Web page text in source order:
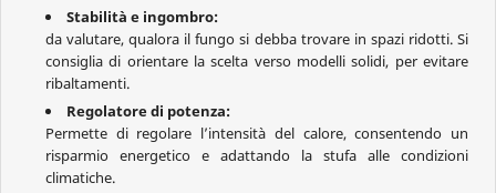
Stabilità e ingombro:
da valutare, qualora il fungo si debba trovare in spazi ridotti. Si
consiglia di orientare la scelta verso modelli solidi, per evitare
ribaltamenti.
Regolatore di potenza:
Permette di regolare l’intensità del calore, consentendo un
risparmio energetico e adattando la stufa alle condizioni
climatiche.